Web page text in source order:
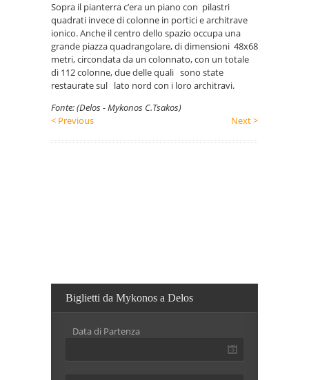
Sopra il pianterra c’era un piano con pilastri
quadrati invece di colonne in portici e architrave
ionico. Anche il centro dello spazio occupa una
grande piazza quadrangolare, di dimensioni 48x68
metri, circondata da un colonnato, con un totale
di 112 colonne, due delle quali sono state
restaurate sul lato nord con i loro architravi.
Fonte: (Delos - Mykonos C.Tsakos)
< Previous
Next >
Biglietti da Mykonos a Delos
Data di Partenza